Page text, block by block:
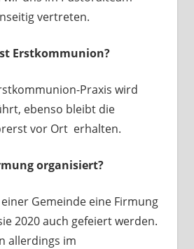
vertreten.
Erstkommunion?
Praxis wird
ebenso bleibt die
vor Ort erhalten.
organisiert?
Gemeinde eine Firmung
2020 auch gefeiert werden.
allerdings im